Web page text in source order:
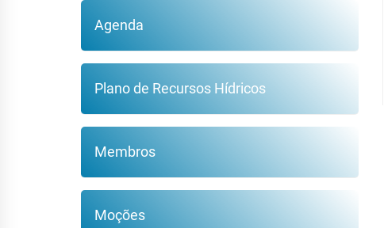
Agenda
Plano de Recursos Hídricos
Membros
Moções